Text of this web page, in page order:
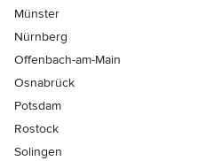
Münster
Nürnberg
Offenbach-am-Main
Osnabrück
Potsdam
Rostock
Solingen